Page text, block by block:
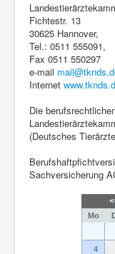
Fichtestr. 13
30625 Hannover,
Tel.: 0511 555091,
Fax 0511 550297
e-mail
Internet
Die
(Deutsches
Sachversicherung
Mo
4